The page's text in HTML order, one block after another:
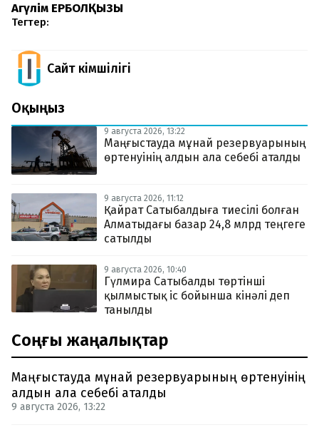
Ақгүлім ЕРБОЛҚЫЗЫ
Тегтер:
Сайт Әкімшілігі
Оқыңыз
9 августа 2026, 13:22
Маңғыстауда мұнай резервуарының
өртенуінің алдын ала себебі аталды
9 августа 2026, 11:12
Қайрат Сатыбалдыға тиесілі болған
Алматыдағы базар 24,8 млрд теңгеге
сатылды
9 августа 2026, 10:40
Гүлмира Сатыбалды төртінші
қылмыстық іс бойынша кінәлі деп
танылды
Соңғы жаңалықтар
Маңғыстауда мұнай резервуарының өртенуінің
алдын ала себебі аталды
9 августа 2026, 13:22